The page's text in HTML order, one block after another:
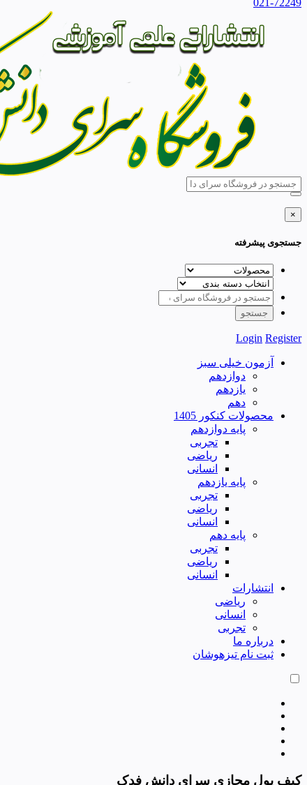
021-72249
×
جستجوی پیشرفته
Login Register
آزمون خیلی سبز
دوازدهم
یازدهم
دهم
محصولات کنکور 1405
پایه دوازدهم
تجربی
ریاضی
انسانی
پایه یازدهم
تجربی
ریاضی
انسانی
پایه دهم
تجربی
ریاضی
انسانی
انتشارات
ریاضی
انسانی
تجربی
درباره ما
ثبت نام تیزهوشان
کیف پول مجازی سرای دانش فدک